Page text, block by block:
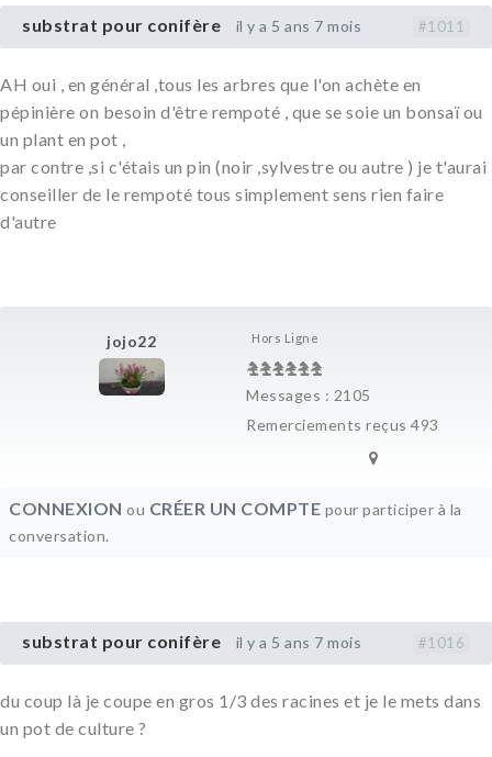
substrat pour conifère il y a 5 ans 7 mois #1011
jojo22 Hors Ligne
Messages : 2105
Remerciements reçus 493
AH oui , en général ,tous les arbres que l'on achète en
pépinière on besoin d'être rempoté , que se soie un bonsaï ou
un plant en pot ,
par contre ,si c'étais un pin (noir ,sylvestre ou autre ) je t'aurai
conseiller de le rempoté tous simplement sens rien faire
d'autre
CONNEXION ou CRÉER UN COMPTE pour participer à la
conversation.
substrat pour conifère il y a 5 ans 7 mois #1016
du coup là je coupe en gros 1/3 des racines et je le mets dans
un pot de culture ?